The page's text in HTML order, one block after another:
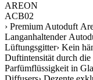
AREON
ACB02
› Premium Autoduft
Langanhaltender
Lüftungsgitter› Kein
Duftintensität durch
Parfümflüssigkeit in